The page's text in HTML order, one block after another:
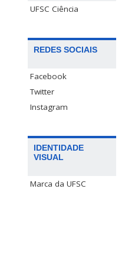
UFSC Ciência
REDES SOCIAIS
Facebook
Twitter
Instagram
IDENTIDADE
VISUAL
Marca da UFSC